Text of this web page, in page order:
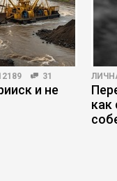
31
и не
как